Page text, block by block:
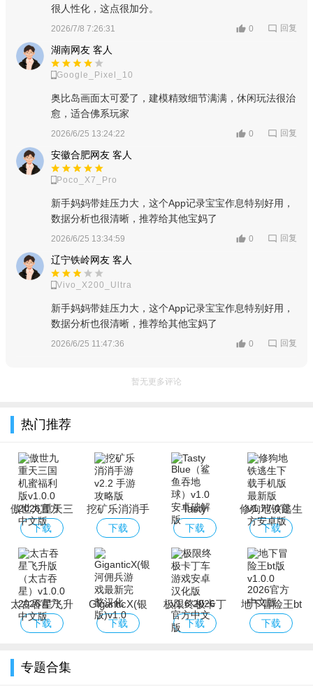
很人性化，这点很加分。
2026/7/8 7:26:31 0 回复
湖南网友 客人
Google_Pixel_10
奥比岛画面太可爱了，建模精致细节满满，休闲玩法很治
愈，适合佛系玩家
2026/6/25 13:24:22 0 回复
安徽合肥网友 客人
Poco_X7_Pro
新手妈妈带娃压力大，这个App记录宝宝作息特别好用，
数据分析也很清晰，推荐给其他宝妈了
2026/6/25 13:34:59 0 回复
辽宁铁岭网友 客人
Vivo_X200_Ultra
新手妈妈带娃压力大，这个App记录宝宝作息特别好用，
数据分析也很清晰，推荐给其他宝妈了
2026/6/25 11:47:36 0 回复
暂无更多评论
热门推荐
傲世九重天三
国机蜜福利版
下载
挖矿乐消消手
游
下载
Tasty
Blue（鲨鱼吞
地球）
下载
修狗地铁逃生
下载手机版最
下载
太古吞星飞升
版（太古吞
下载
GiganticX(银
河佣兵游戏最
下载
极限终极卡丁
车游戏安卓汉
下载
地下冒险王bt
版
下载
专题合集